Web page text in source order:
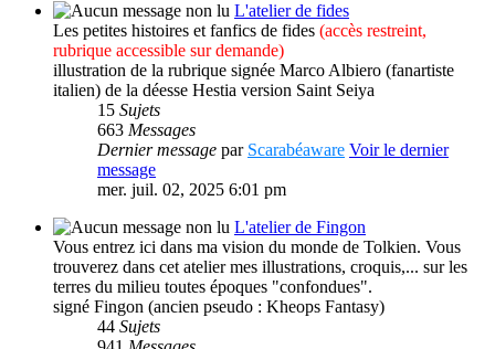
L'atelier de fides
Les petites histoires et fanfics de fides (accès restreint,
rubrique accessible sur demande)
illustration de la rubrique signée Marco Albiero (fanartiste
italien) de la déesse Hestia version Saint Seiya
15 Sujets
663 Messages
Dernier message par Scarabéaware Voir le dernier
message
mer. juil. 02, 2025 6:01 pm
L'atelier de Fingon
Vous entrez ici dans ma vision du monde de Tolkien. Vous
trouverez dans cet atelier mes illustrations, croquis,... sur les
terres du milieu toutes époques "confondues".
signé Fingon (ancien pseudo : Kheops Fantasy)
44 Sujets